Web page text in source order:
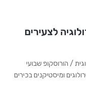
לצעירים
/ הורוסקופ שבועי
ומיסטיקנים בכירים